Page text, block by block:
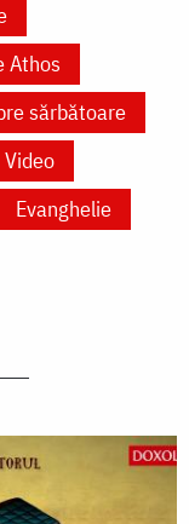
Athos
sărbătoare
Video
Evanghelie